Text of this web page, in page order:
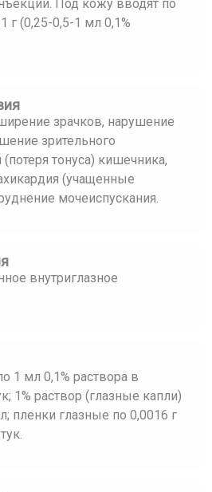
Под кожу вводят по
г (0,25-0,5-1 мл 0,1%
зрачков, нарушение
зрительного
(потеря тонуса) кишечника,
(учащенные
мочеиспускания.
внутриглазное
1 мл 0,1% раствора в
1% раствор (глазные капли)
пленки глазные по 0,0016 г